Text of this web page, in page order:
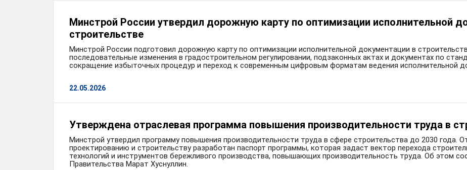
Минстрой России утвердил дорожную карту по оптимизации исполнительной
строительстве
Минстрой России подготовил дорожную карту по оптимизации исполнительной документации в
последовательные изменения в градостроительном регулировании, подзаконных актах и документах по
сокращение избыточных процедур и переход к современным цифровым форматам ведения исполнительной
22.05.2026
Утверждена отраслевая программа повышения производительности труда в
Минстрой утвердил программу повышения производительности труда в сфере строительства до 2030 года.
проектированию и строительству разработан паспорт программы, которая задаст вектор перехода
технологий и инструментов бережливого производства, повышающих производительность труда. Об этом
Правительства Марат Хуснуллин.